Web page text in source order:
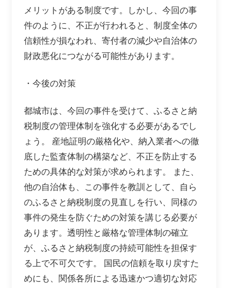
メリットがある制度です。しかし、今回の事
件のように、不正が行われると、制度全体の
信頼性が損なわれ、寄付者の減少や自治体の
財政悪化につながる可能性があります。
・今後の対策
都城市は、今回の事件を受けて、ふるさと納
税制度の管理体制を強化する必要があるでし
ょう。 産地証明の厳格化や、納入業者への徹
底した監査体制の構築など、不正を防止する
ための具体的な対策が求められます。 また、
他の自治体も、この事件を教訓として、自ら
のふるさと納税制度の見直しを行い、同様の
事件の発生を防ぐための対策を講じる必要が
あります。透明性と厳格な管理体制の確立
が、ふるさと納税制度の持続可能性を担保す
る上で不可欠です。 国民の信頼を取り戻すた
めにも、関係各所による迅速かつ適切な対応